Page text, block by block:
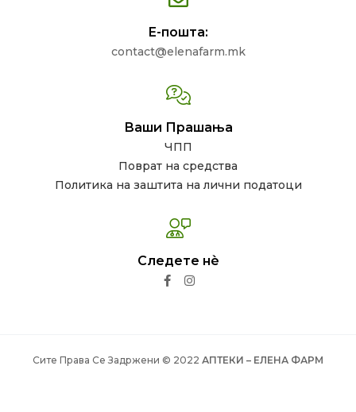
Е-пошта:
contact@elenafarm.mk
Ваши Прашања
ЧПП
Поврат на средства
Политика на заштита на лични податоци
Следете нѐ
Сите Права Се Задржени © 2022 АПТЕКИ – ЕЛЕНА ФАРМ